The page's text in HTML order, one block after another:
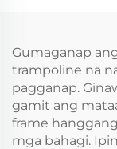
Gumaganap
trampoline na
pagganap.
gamit ang
frame
mga bahagi.